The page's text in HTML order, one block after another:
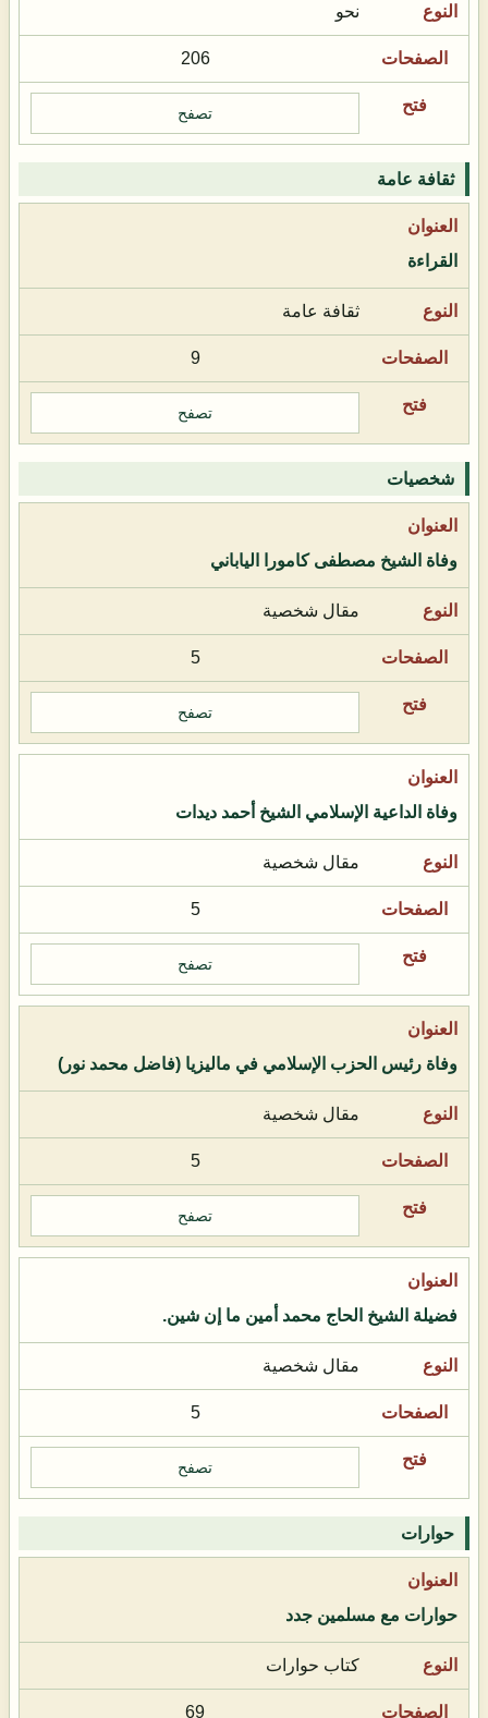
نحو
206
تصفح
ثقافة عامة
القراءة
ثقافة عامة
9
تصفح
شخصيات
وفاة الشيخ مصطفى كامورا الياباني
مقال شخصية
5
تصفح
وفاة الداعية الإسلامي الشيخ أحمد ديدات
مقال شخصية
5
تصفح
وفاة رئيس الحزب الإسلامي في ماليزيا (فاضل محمد نور)
مقال شخصية
5
تصفح
فضيلة الشيخ الحاج محمد أمين ما إن شين.
مقال شخصية
5
تصفح
حوارات
حوارات مع مسلمين جدد
كتاب حوارات
69